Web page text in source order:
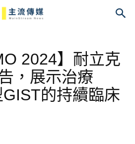
2024】耐立克
，展示治療
的持續臨床